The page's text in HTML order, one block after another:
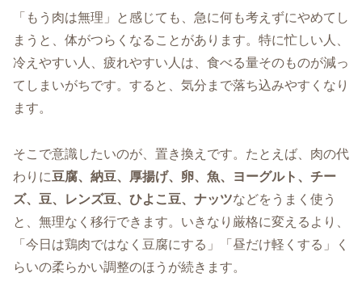
「もう肉は無理」と感じても、急に何も考えずにやめてし
まうと、体がつらくなることがあります。特に忙しい人、
冷えやすい人、疲れやすい人は、食べる量そのものが減っ
てしまいがちです。すると、気分まで落ち込みやすくなり
ます。
そこで意識したいのが、置き換えです。たとえば、肉の代
わりに豆腐、納豆、厚揚げ、卵、魚、ヨーグルト、チー
ズ、豆、レンズ豆、ひよこ豆、ナッツなどをうまく使う
と、無理なく移行できます。いきなり厳格に変えるより、
「今日は鶏肉ではなく豆腐にする」「昼だけ軽くする」く
らいの柔らかい調整のほうが続きます。